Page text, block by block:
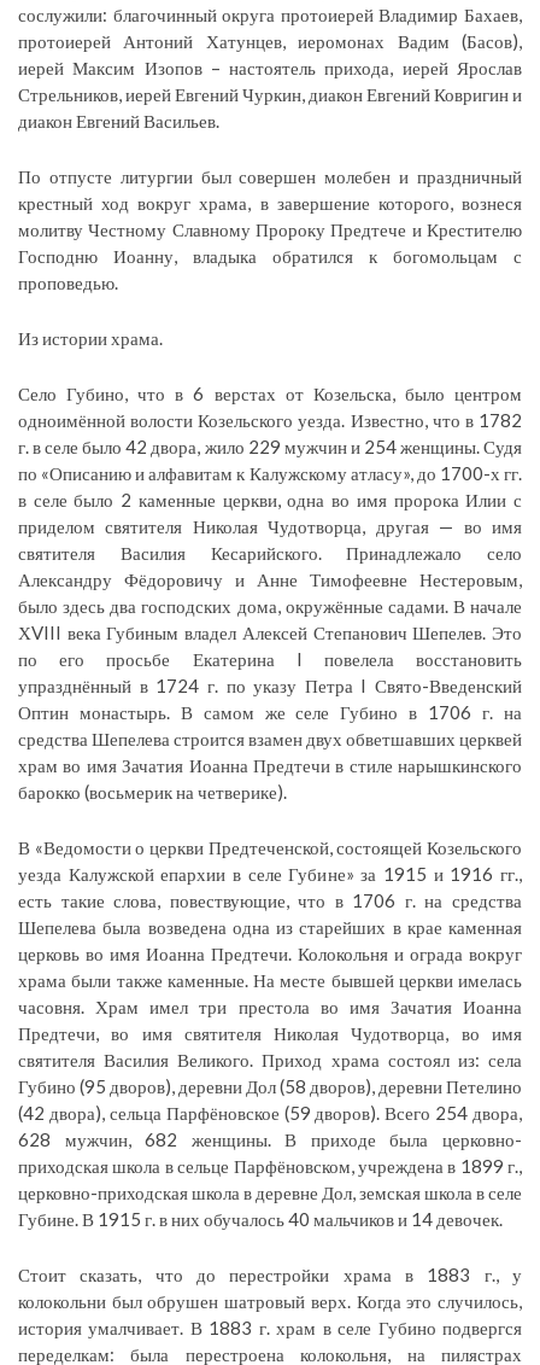
сослужили: благочинный округа протоиерей Владимир Бахаев,
протоиерей Антоний Хатунцев, иеромонах Вадим (Басов),
иерей Максим Изопов – настоятель прихода, иерей Ярослав
Стрельников, иерей Евгений Чуркин, диакон Евгений Ковригин и
диакон Евгений Васильев.
По отпусте литургии был совершен молебен и праздничный
крестный ход вокруг храма, в завершение которого, вознеся
молитву Честному Славному Пророку Предтече и Крестителю
Господню Иоанну, владыка обратился к богомольцам с
проповедью.
Из истории храма.
Село Губино, что в 6 верстах от Козельска, было центром
одноимённой волости Козельского уезда. Известно, что в 1782
г. в селе было 42 двора, жило 229 мужчин и 254 женщины. Судя
по «Описанию и алфавитам к Калужскому атласу», до 1700-х гг.
в селе было 2 каменные церкви, одна во имя пророка Илии с
приделом святителя Николая Чудотворца, другая — во имя
святителя Василия Кесарийского. Принадлежало село
Александру Фёдоровичу и Анне Тимофеевне Нестеровым,
было здесь два господских дома, окружённые садами. В начале
ХVIII века Губиным владел Алексей Степанович Шепелев. Это
по его просьбе Екатерина I повелела восстановить
упразднённый в 1724 г. по указу Петра I Свято-Введенский
Оптин монастырь. В самом же селе Губино в 1706 г. на
средства Шепелева строится взамен двух обветшавших церквей
храм во имя Зачатия Иоанна Предтечи в стиле нарышкинского
барокко (восьмерик на четверике).
В «Ведомости о церкви Предтеченской, состоящей Козельского
уезда Калужской епархии в селе Губине» за 1915 и 1916 гг.,
есть такие слова, повествующие, что в 1706 г. на средства
Шепелева была возведена одна из старейших в крае каменная
церковь во имя Иоанна Предтечи. Колокольня и ограда вокруг
храма были также каменные. На месте бывшей церкви имелась
часовня. Храм имел три престола во имя Зачатия Иоанна
Предтечи, во имя святителя Николая Чудотворца, во имя
святителя Василия Великого. Приход храма состоял из: села
Губино (95 дворов), деревни Дол (58 дворов), деревни Петелино
(42 двора), сельца Парфёновское (59 дворов). Всего 254 двора,
628 мужчин, 682 женщины. В приходе была церковно-
приходская школа в сельце Парфёновском, учреждена в 1899 г.,
церковно-приходская школа в деревне Дол, земская школа в селе
Губине. В 1915 г. в них обучалось 40 мальчиков и 14 девочек.
Стоит сказать, что до перестройки храма в 1883 г., у
колокольни был обрушен шатровый верх. Когда это случилось,
история умалчивает. В 1883 г. храм в селе Губино подвергся
переделкам: была перестроена колокольня, на пилястрах